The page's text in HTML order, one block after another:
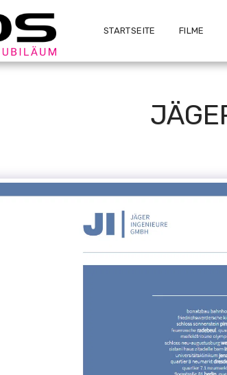
STARTSEITE FILME